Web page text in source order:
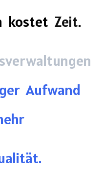
kostet Zeit.
Aufwand